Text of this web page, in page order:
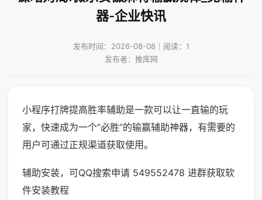
器-企业快讯
发布时间：2026-08-08｜阅读：1
发布者：推库网
小程序打牌提高胜率辅助是一款可以让一直输的玩
家，快速成为一个“必胜”的输赢辅助神器，有需要的
用户可通过正规渠道获取使用。
辅助安装，可QQ搜索申请 549552478 进群获取软
件安装教程